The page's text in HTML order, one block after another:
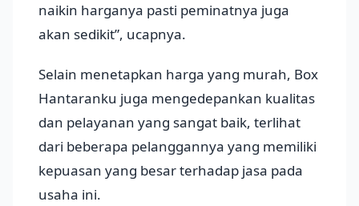
naikin harganya pasti peminatnya juga
akan sedikit”, ucapnya.
Selain menetapkan harga yang murah, Box
Hantaranku juga mengedepankan kualitas
dan pelayanan yang sangat baik, terlihat
dari beberapa pelanggannya yang memiliki
kepuasan yang besar terhadap jasa pada
usaha ini.